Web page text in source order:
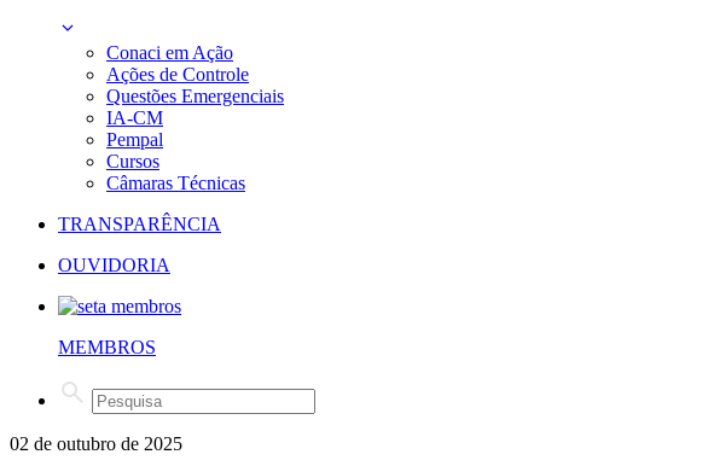
Conaci em Ação
Ações de Controle
Questões Emergenciais
IA-CM
Pempal
Cursos
Câmaras Técnicas
TRANSPARÊNCIA
OUVIDORIA
MEMBROS
02 de outubro de 2025